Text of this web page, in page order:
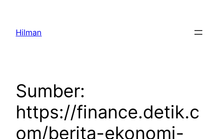
content
Hilman
Sumber:
https://finance.detik.c
om/berita-ekonomi-